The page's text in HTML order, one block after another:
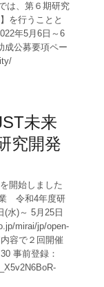
は、第６期研究
を行うことと
年5月6日～6
成公募要項ペー
未来
究開発
開始しました
令和4年度研
水)～ 5月25日
mirai/jp/open-
容で２回開催
事前登録：